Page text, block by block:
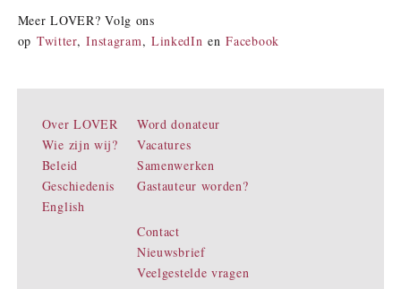
Meer LOVER? Volg ons
op Twitter,Instagram, LinkedIn enFacebook
Over LOVER
Wie zijn wij?
Beleid
Geschiedenis
English
Word donateur
Vacatures
Samenwerken
Gastauteur worden?
Contact
Nieuwsbrief
Veelgestelde vragen